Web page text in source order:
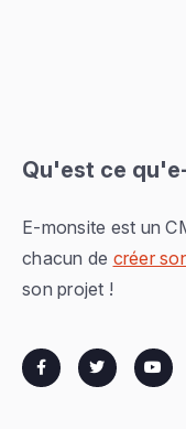
Qu'est ce
E-monsite est un
chacun de créer
son projet !